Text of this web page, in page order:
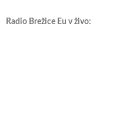
Radio Brežice Eu v živo: